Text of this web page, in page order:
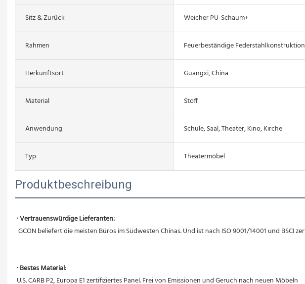
Sitz & Zurück Weicher PU-Schaum+
Rahmen Feuerbeständige Federstahlkonstruktion
Herkunftsort Guangxi, China
Material Stoff
Anwendung Schule, Saal, Theater, Kino, Kirche
Typ Theatermöbel
Produktbeschreibung